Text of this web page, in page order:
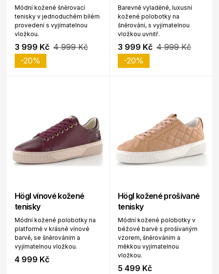
Módní kožené šněrovací
tenisky v jednoduchém bílém
provedení s vyjímatelnou
vložkou.
3 999 Kč 4 999 Kč
-20%
Barevně vyladěné, luxusní
kožené polobotky na
šněrování, s vyjímatelnou
vložkou uvnitř.
3 999 Kč 4 999 Kč
-20%
Högl vínové kožené
tenisky
Módní kožené polobotky na
platformě v krásné vínové
barvě, se šněrováním a
vyjímatelnou vložkou.
4 999 Kč
Högl kožené prošívané
tenisky
Módní kožené polobotky v
béžové barvě s prošívaným
vzorem, šněrováním a
měkkou vyjímatelnou
vložkou.
5 499 Kč